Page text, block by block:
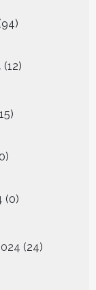
9494
12
producten
15
producten
00
0
producten
24
producten